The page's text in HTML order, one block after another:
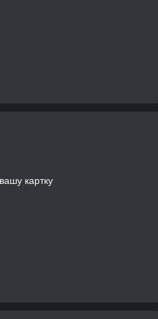
картку